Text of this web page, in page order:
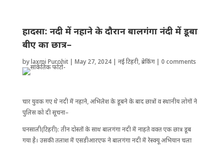
हादसा: नदी में नहाने के दौरान बालगंगा नंदी में डूबा
बीए का छात्र–
bylaxmi Purohit| May 27, 2024| नई टिहरी,ब्रेकिंग| 0 comments
चार युवक गए थे नदी में नहाने, अ​भिलेश के डूबने के बाद छात्रों व स्थानीय लोगों ने
पुलिस को दी सूचना–
घनसाली(टिहरी): तीन दोस्तों के साथ बालगंगा नदी में नाहते वक्त एक छात्र डूब
गया है। उसकी तलाश में एसडीआरएफ ने बालगंगा नदी में रेस्क्यू अभियान चला